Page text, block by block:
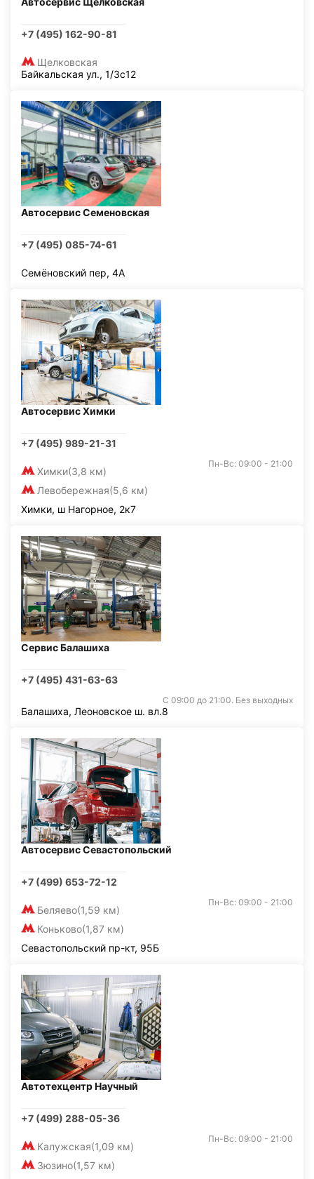
+7 (495) 162-90-81
Щелковская
Байкальская ул., 1/3с12
Автосервис Семеновская
+7 (495) 085-74-61
Семёновский пер, 4А
Автосервис Химки
+7 (495) 989-21-31
Химки(3,8 км)
Левобережная(5,6 км)
Пн-Вс: 09:00 - 21:00
Химки, ш Нагорное, 2к7
Сервис Балашиха
+7 (495) 431-63-63
С 09:00 до 21:00. Без выходных
Балашиха, Леоновское ш. вл.8
Автосервис Севастопольский
+7 (499) 653-72-12
Беляево(1,59 км)
Коньково(1,87 км)
Пн-Вс: 09:00 - 21:00
Севастопольский пр-кт, 95Б
Автотехцентр Научный
+7 (499) 288-05-36
Калужская(1,09 км)
Зюзино(1,57 км)
Пн-Вс: 09:00 - 21:00